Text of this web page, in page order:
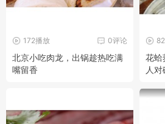
0评论
172播放
北京小吃肉龙，出锅趁热吃满
嘴留香
花蛤
人